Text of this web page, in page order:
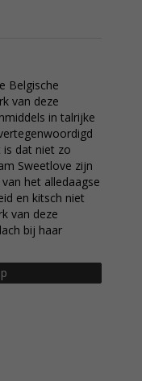
Belgische
van deze
in talrijke
is dat niet zo
Sweetlove zijn
het alledaagse
en kitsch niet
van deze
bij haar